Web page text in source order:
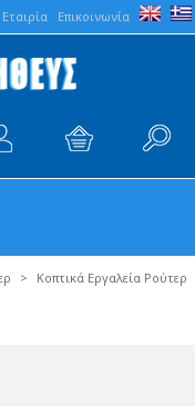
Εταιρία Επικοινωνία
> Κοπτικά Εργαλεία Ρούτερ